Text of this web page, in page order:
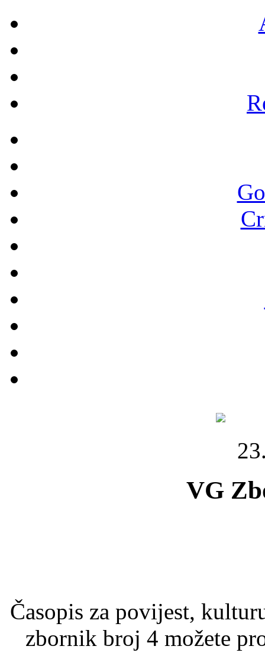
VG
Časopis za povijest,
zbornik broj 4 možete